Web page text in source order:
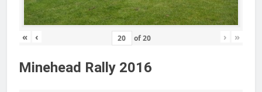
« ‹ of20 › »
Minehead Rally 2016